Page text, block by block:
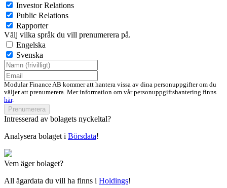
Investor Relations
Public Relations
Rapporter
Välj vilka språk du vill prenumerera på.
Engelska
Svenska
Modular Finance AB kommer att hantera vissa av dina personuppgifter om du
väljer att prenumerera. Mer information om vår personuppgiftshantering finns
här.
Prenumerera
Intresserad av bolagets nyckeltal?
Analysera bolaget i Börsdata!
Vem äger bolaget?
All ägardata du vill ha finns i Holdings!